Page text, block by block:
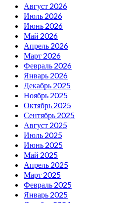
Август 2026
Июль 2026
Июнь 2026
Май 2026
Апрель 2026
Март 2026
Февраль 2026
Январь 2026
Декабрь 2025
Ноябрь 2025
Октябрь 2025
Сентябрь 2025
Август 2025
Июль 2025
Июнь 2025
Май 2025
Апрель 2025
Март 2025
Февраль 2025
Январь 2025